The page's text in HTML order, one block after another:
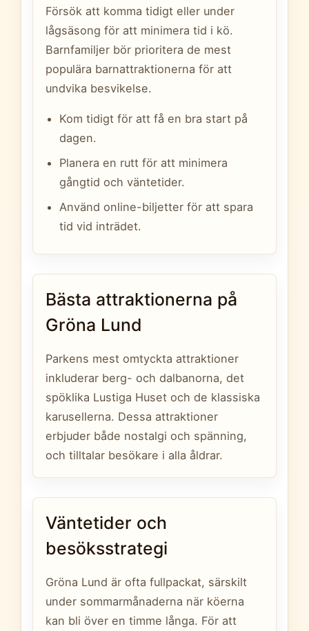
Försök att komma tidigt eller under
lågsäsong för att minimera tid i kö.
Barnfamiljer bör prioritera de mest
populära barnattraktionerna för att
undvika besvikelse.
Kom tidigt för att få en bra start på
dagen.
Planera en rutt för att minimera
gångtid och väntetider.
Använd online-biljetter för att spara
tid vid inträdet.
Bästa attraktionerna på
Gröna Lund
Parkens mest omtyckta attraktioner
inkluderar berg- och dalbanorna, det
spöklika Lustiga Huset och de klassiska
karusellerna. Dessa attraktioner
erbjuder både nostalgi och spänning,
och tilltalar besökare i alla åldrar.
Väntetider och
besöksstrategi
Gröna Lund är ofta fullpackat, särskilt
under sommarmånaderna när köerna
kan bli över en timme långa. För att